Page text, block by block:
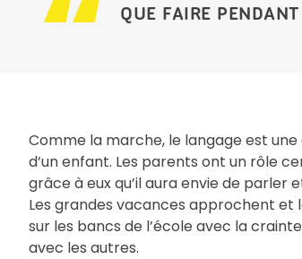
QUE FAIRE
Comme la marche, le langage est
d’un enfant. Les parents ont un rôle
grâce à eux qu’il aura envie de parler
Les grandes vacances approchent
sur les bancs de l’école avec la
avec les autres.